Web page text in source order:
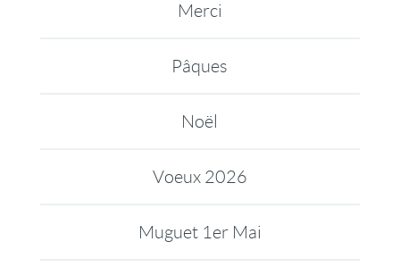
Merci
Pâques
Noël
Voeux 2026
Muguet 1er Mai